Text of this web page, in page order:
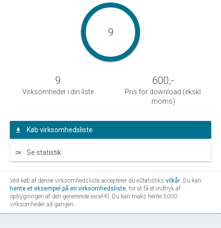
9
9
Virksomheder i din liste
600,-
Pris for download (ekskl.
moms)
Køb virksomhedsliste
Se statistik
Ved køb af denne virksomhedsliste accepterer du eStatistiks vilkår. Du kan
hente et eksempel på en virksomhedsliste, for at få et indtryk af
opbygningen af den genererede excel-fil. Du kan maks hente 5000
virksomheder ad gangen.